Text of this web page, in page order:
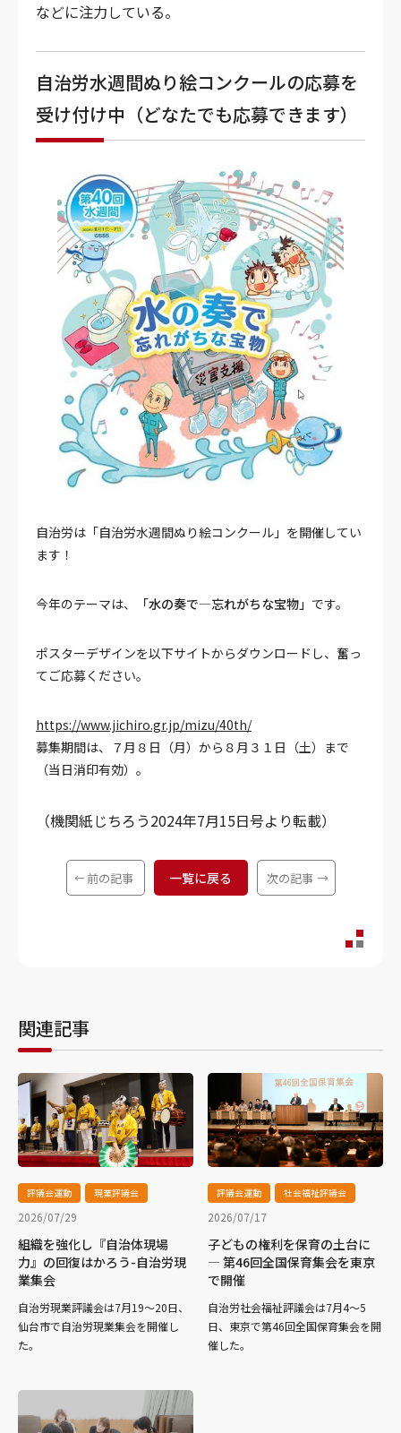
などに注力している。
自治労水週間ぬり絵コンクールの応募を
受け付け中（どなたでも応募できます）
自治労は「自治労水週間ぬり絵コンクール」を開催してい
ます！
今年のテーマは、 「水の奏で―忘れがちな宝物」 です。
ポスターデザインを以下サイトからダウンロードし、奮っ
てご応募ください。
https://www.jichiro.gr.jp/mizu/40th/
募集期間は、７月８日（月）から８月３１日（土）まで
（当日消印有効）。
（機関紙じちろう2024年7月15日号より転載）
前の記事 一覧に戻る 次の記事
関連記事
評議会運動 現業評議会
2026/07/29
組織を強化し『自治体現場
力』の回復はかろう-自治労現
業集会
自治労現業評議会は7月19～20日、
仙台市で自治労現業集会を開催し
た。
評議会運動 社会福祉評議会
2026/07/17
子どもの権利を保育の土台に
― 第46回全国保育集会を東京
で開催
自治労社会福祉評議会は7月4～5
日、東京で第46回全国保育集会を開
催した。